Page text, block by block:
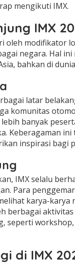
mengikuti IMX.
IMX
oleh modifikator
negara. Hal ini
bahkan di
latar
komunitas
banyak
Keberagaman
inspirasi bagi
IMX selalu
Para
karya-karya
berbagai
seperti
di IMX